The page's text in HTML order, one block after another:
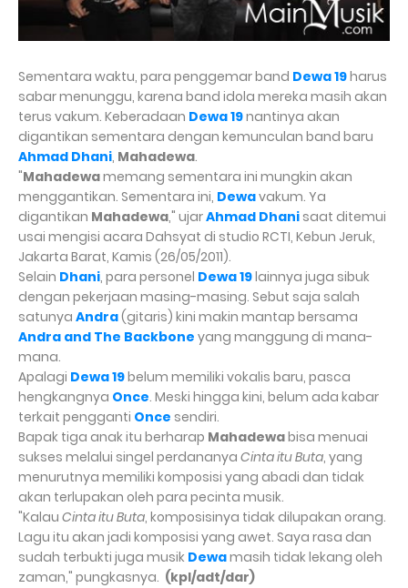
Sementara waktu, para penggemar band Dewa 19harus
sabar menunggu, karena band idola mereka masih akan
terus vakum. Keberadaan Dewa 19nantinya akan
digantikan sementara dengan kemunculan band baru
Ahmad Dhani, Mahadewa.
"Mahadewamemang sementara ini mungkin akan
menggantikan. Sementara ini, Dewavakum. Ya
digantikan Mahadewa," ujarAhmad Dhani saat ditemui
usai mengisi acara Dahsyat di studio RCTI, Kebun Jeruk,
Jakarta Barat, Kamis (26/05/2011).
Selain Dhani, para personel Dewa 19lainnya juga sibuk
dengan pekerjaan masing-masing. Sebut saja salah
satunya Andra(gitaris) kini makin mantap bersama
Andra and The Backbone yang manggung di mana-
mana.
Apalagi Dewa 19belum memiliki vokalis baru, pasca
hengkangnya Once. Meski hingga kini, belum ada kabar
terkait pengganti Once sendiri.
Bapak tiga anak itu berharap Mahadewabisa menuai
sukses melalui singel perdananya Cinta itu Buta, yang
menurutnya memiliki komposisi yang abadi dan tidak
akan terlupakan oleh para pecinta musik.
"Kalau Cinta itu Buta, komposisinya tidak dilupakan orang.
Lagu itu akan jadi komposisi yang awet. Saya rasa dan
sudah terbukti juga musik Dewamasih tidak lekang oleh
zaman," pungkasnya. (kpl/adt/dar)